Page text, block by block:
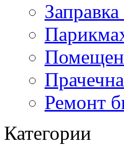
Ремонт
Категории